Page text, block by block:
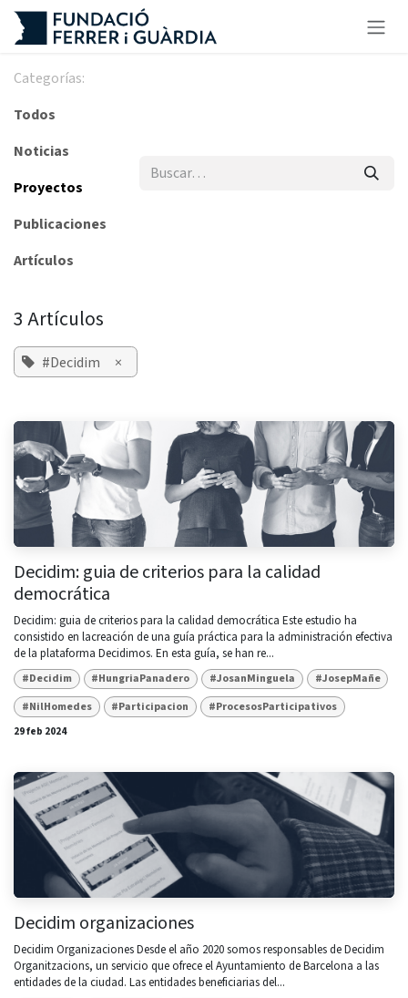
Ir al contenido
Categorías:
Todos
Noticias
Proyectos
Publicaciones
Artículos
3 Artículos
#Decidim ×
Decidim: guia de criterios para la calidad
democrática
Decidim: guia de criterios para la calidad democrática Este estudio ha
consistido en lacreación de una guía práctica para la administración efectiva
de la plataforma Decidimos. En esta guía, se han re...
#Decidim #HungriaPanadero #JosanMinguela
#JosepMañe
#NilHomedes
#Participacion
#ProcesosParticipativos
29 feb 2024
Decidim organizaciones
Decidim Organizaciones Desde el año 2020 somos responsables de Decidim
Organitzacions, un servicio que ofrece el Ayuntamiento de Barcelona a las
entidades de la ciudad. Las entidades beneficiarias del...